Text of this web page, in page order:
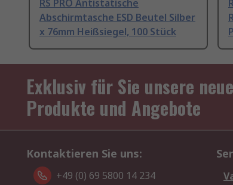
RS PRO Antistatische
Abschirmtasche ESD Beutel Silber
x 76mm Heißsiegel, 100 Stück
Exklusiv für Sie unsere
Produkte und Angebote
Kontaktieren Sie uns:
+49 (0) 69 5800 14 234